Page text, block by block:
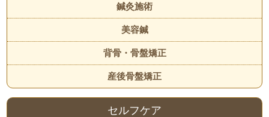
鍼灸施術
美容鍼
背骨・骨盤矯正
産後骨盤矯正
セルフケア